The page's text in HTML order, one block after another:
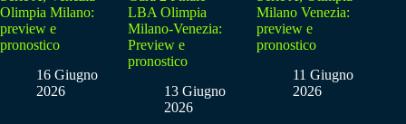
Olimpia Milano:
preview e
pronostico
16 Giugno
2026
LBA Olimpia
Milano-Venezia:
Preview e
pronostico
13 Giugno
2026
Milano Venezia:
preview e
pronostico
11 Giugno
2026